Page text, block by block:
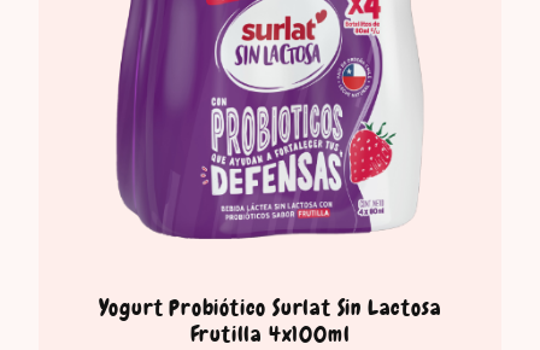
Yogurt Probiótico Surlat Sin Lactosa
Frutilla 4x100ml